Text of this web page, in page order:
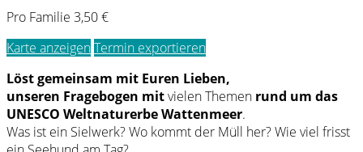
Pro Familie 3,50 €
Karte anzeigenTermin exportieren
Löst gemeinsam mit Euren Lieben,
unseren Fragebogen mitvielen Themen rund um das
UNESCO Weltnaturerbe Wattenmeer.
Was ist ein Sielwerk? Wo kommt der Müll her? Wie viel frisst